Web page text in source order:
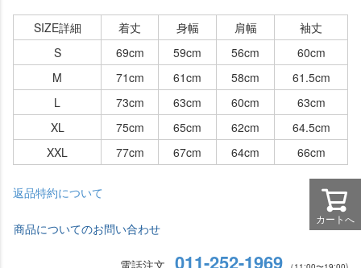
SIZE詳細 着丈 身幅 肩幅
袖丈
S
69cm 59cm 56cm
60cm
M
71cm 61cm 58cm
61.5cm
L
73cm 63cm 60cm
63cm
XL
75cm 65cm 62cm
64.5cm
XXL
77cm 67cm 64cm 66cm
返品特約について
商品についてのお問い合わせ
011-252-1969
カートへ